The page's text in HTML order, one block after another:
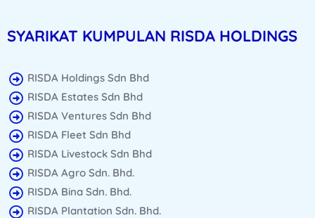
SYARIKAT KUMPULAN RISDA HOLDINGS
RISDA Holdings Sdn Bhd
RISDA Estates Sdn Bhd
RISDA Ventures Sdn Bhd
RISDA Fleet Sdn Bhd
RISDA Livestock Sdn Bhd
RISDA Agro Sdn. Bhd.
RISDA Bina Sdn. Bhd.
RISDA Plantation Sdn. Bhd.